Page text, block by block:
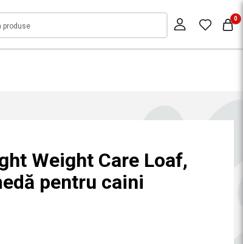
0
Weight Care Loaf,
pentru caini